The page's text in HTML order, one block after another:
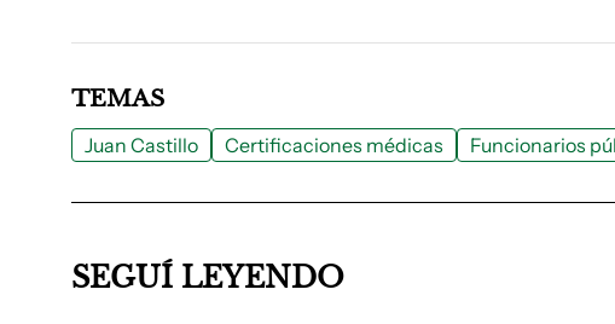
TEMAS
Juan Castillo Certificaciones médicas Funcionarios
SEGUÍ LEYENDO